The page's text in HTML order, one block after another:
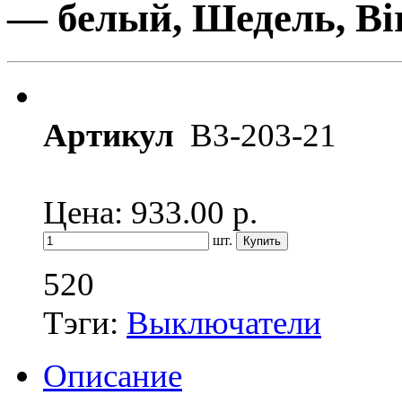
— белый, Шедель,
Артикул B3-203-21
Цена: 933.00 р.
шт.
520
Тэги: Выключатели
Описание